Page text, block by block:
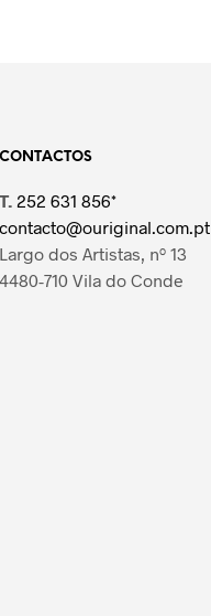
CONTACTOS
T. 252 631 856*
contacto@ouriginal.com.pt
Largo dos Artistas, nº 13
4480-710 Vila do Conde